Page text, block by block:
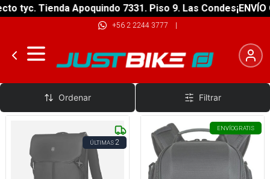
tyc. Tienda Apoquindo 7331. Piso 9. Las Condes¡ENVÍO
+56 2 2244 3777 |
Mochilas Fotográficas
Ordenar Filtrar
ÚLTIMAS2
ENVÍOGRATIS